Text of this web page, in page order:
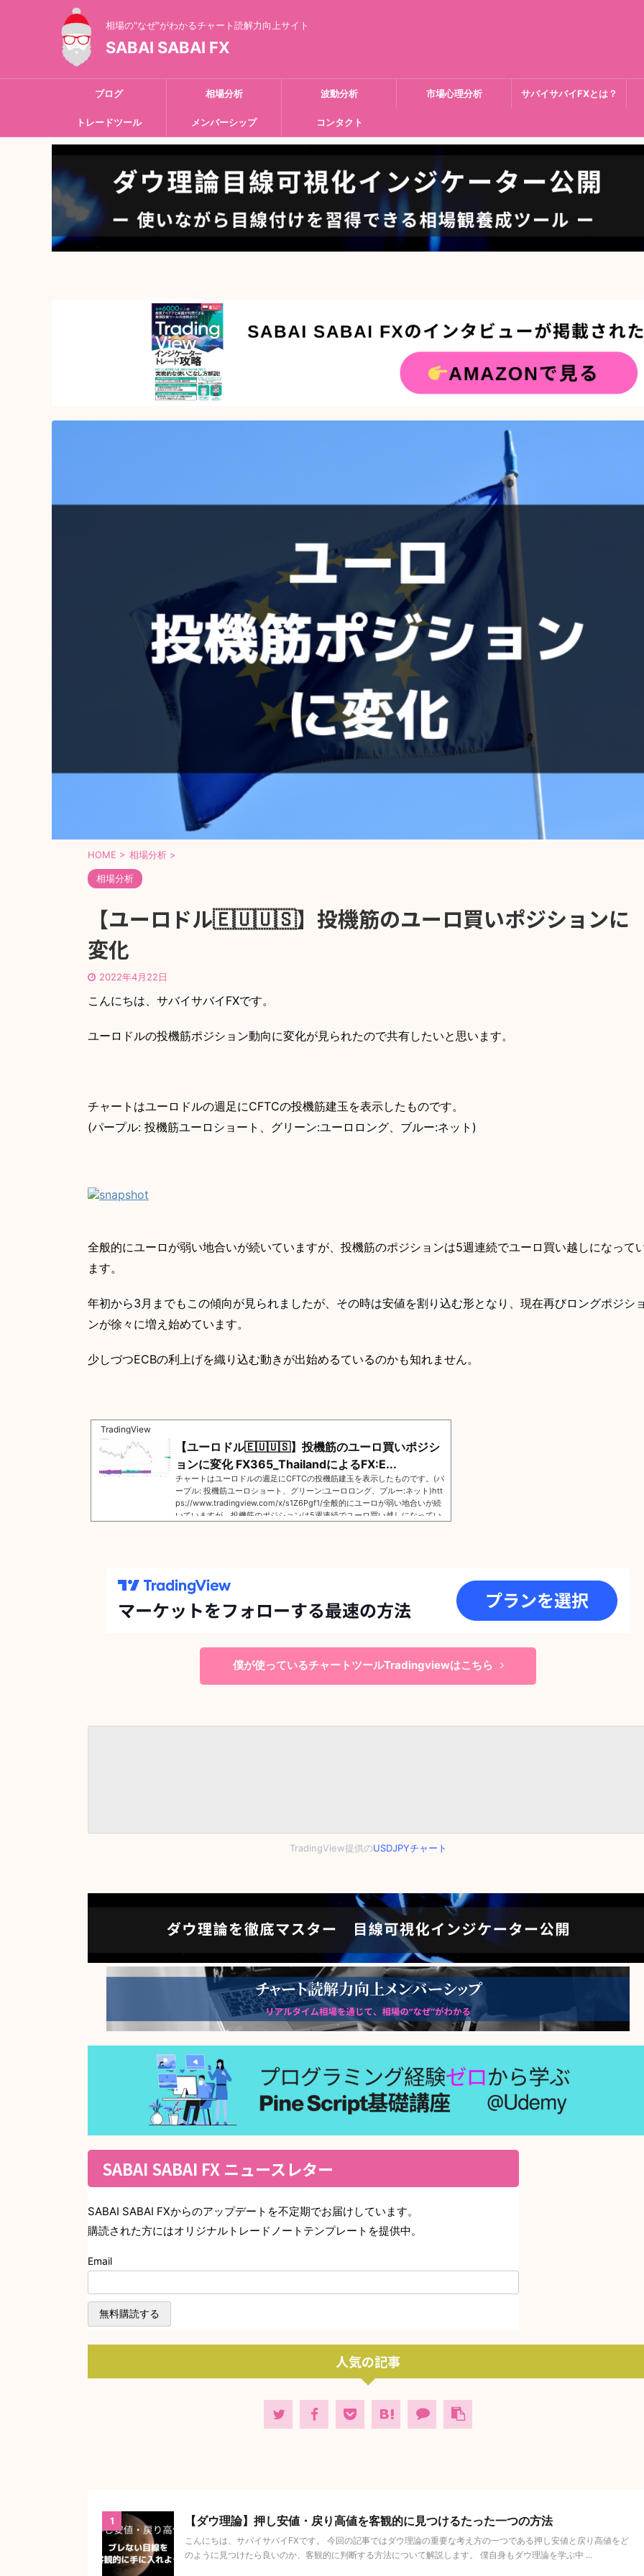
相場の"なぜ"がわかるチャート読解力向上サイト
SABAI SABAI FX
ブログ 相場分析 波動分析 市場心理分析 サバイサバイFXとは？
トレードツール メンバーシップ コンタクト
HOME > 相場分析 >
相場分析
【ユーロドル🇪🇺🇺🇸】投機筋のユーロ買いポジションに
変化
2022年4月22日
こんにちは、サバイサバイFXです。
ユーロドルの投機筋ポジション動向に変化が見られたので共有したいと思います。
チャートはユーロドルの週足にCFTCの投機筋建玉を表示したものです。
(パープル: 投機筋ユーロショート、グリーン:ユーロロング、ブルー:ネット)
全般的にユーロが弱い地合いが続いていますが、投機筋のポジションは5週連続でユーロ買い越しになって
ます。
年初から3月までもこの傾向が見られましたが、その時は安値を割り込む形となり、現在再びロングポジシ
ンが徐々に増え始めています。
少しづつECBの利上げを織り込む動きが出始めるているのかも知れません。
TradingView
【ユーロドル🇪🇺🇺🇸】投機筋のユーロ買いポジシ
ョンに変化 FX365_ThailandによるFX:E...
チャートはユーロドルの週足にCFTCの投機筋建玉を表示したものです。(パ
ープル: 投機筋ユーロショート、グリーン:ユーロロング、ブルー:ネット)htt
ps://www.tradingview.com/x/s1Z6Pgf1/全般的にユーロが弱い地合いが続
いていますが、投機筋のポジションは5週連続でユーロ買い越しになってい
僕が使っているチャートツールTradingviewはこちら
TradingView提供のUSDJPYチャート
SABAI SABAI FX ニュースレター
SABAI SABAI FXからのアップデートを不定期でお届けしています。
購読された方にはオリジナルトレードノートテンプレートを提供中。
Email
人気の記事
1 【ダウ理論】押し安値・戻り高値を客観的に見つけるたった一つの方法
こんにちは、サバイサバイFXです。 今回の記事ではダウ理論の重要な考え方の一つである押し安値と戻り高値をど
のように見つけたら良いのか、客観的に判断する方法について解説します。 僕自身もダウ理論を学ぶ中 ...